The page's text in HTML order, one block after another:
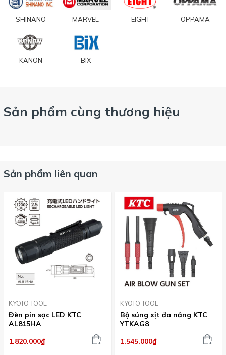
SHINANO MARVEL EIGHT OPPAMA
KANON BIX
Sản phẩm cùng thương hiệu
Sản phẩm liên quan
KYOTO TOOL
Đèn pin sạc LED KTC
AL815HA
1.820.000₫
KYOTO TOOL
Bộ súng xịt đa năng KTC
YTKAG8
1.545.000₫